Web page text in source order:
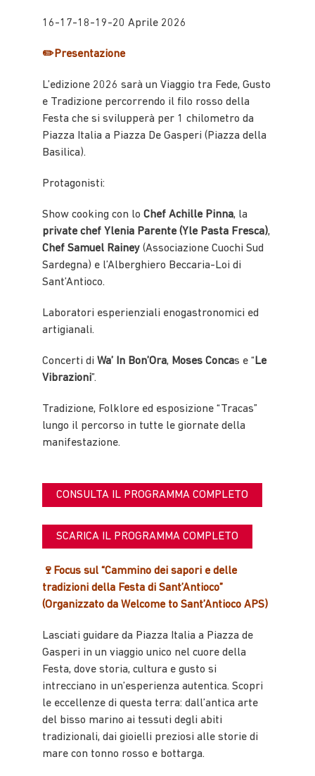
16-17-18-19-20 Aprile 2026
✏️Presentazione
L’edizione 2026 sarà un Viaggio tra Fede, Gusto
e Tradizione percorrendo il filo rosso della
Festa che si svilupperà per 1 chilometro da
Piazza Italia a Piazza De Gasperi (Piazza della
Basilica).
Protagonisti:
Show cooking con lo Chef Achille Pinna, la
private chef Ylenia Parente (Yle Pasta Fresca),
Chef Samuel Rainey (Associazione Cuochi Sud
Sardegna) e l’Alberghiero Beccaria-Loi di
Sant’Antioco.
Laboratori esperienziali enogastronomici ed
artigianali.
Concerti di Wa’ In Bon’Ora, Moses Concas e “Le
Vibrazioni”.
Tradizione, Folklore ed esposizione “Tracas”
lungo il percorso in tutte le giornate della
manifestazione.
CONSULTA IL PROGRAMMA COMPLETO
SCARICA IL PROGRAMMA COMPLETO
🍷Focus sul “Cammino dei sapori e delle
tradizioni della Festa di Sant’Antioco”
(Organizzato da Welcome to Sant’Antioco APS)
Lasciati guidare da Piazza Italia a Piazza de
Gasperi in un viaggio unico nel cuore della
Festa, dove storia, cultura e gusto si
intrecciano in un’esperienza autentica. Scopri
le eccellenze di questa terra: dall’antica arte
del bisso marino ai tessuti degli abiti
tradizionali, dai gioielli preziosi alle storie di
mare con tonno rosso e bottarga.